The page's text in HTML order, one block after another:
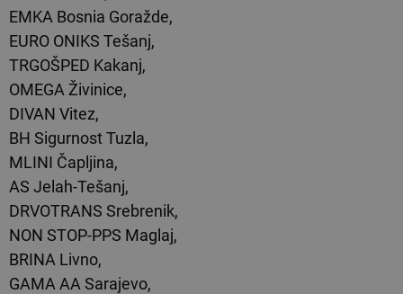
EMKA Bosnia Goražde,
EURO ONIKS Tešanj,
TRGOŠPED Kakanj,
OMEGA Živinice,
DIVAN Vitez,
BH Sigurnost Tuzla,
MLINI Čapljina,
AS Jelah-Tešanj,
DRVOTRANS Srebrenik,
NON STOP-PPS Maglaj,
BRINA Livno,
GAMA AA Sarajevo,